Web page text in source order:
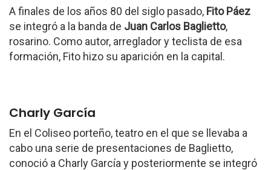
A finales de los años 80 del siglo pasado, Fito Páez
se integró a la banda de Juan Carlos Baglietto,
rosarino. Como autor, arreglador y teclista de esa
formación, Fito hizo su aparición en la capital.
Charly García
En el Coliseo porteño, teatro en el que se llevaba a
cabo una serie de presentaciones de Baglietto,
conoció a Charly García y posteriormente se integró